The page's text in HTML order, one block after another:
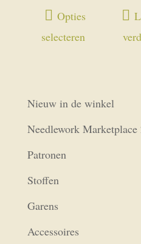
€68,00
Opties
selecteren
Deze
kan
Nieuw in de winkel
Needlework Marketplace
Patronen
Stoffen
Garens
Accessoires